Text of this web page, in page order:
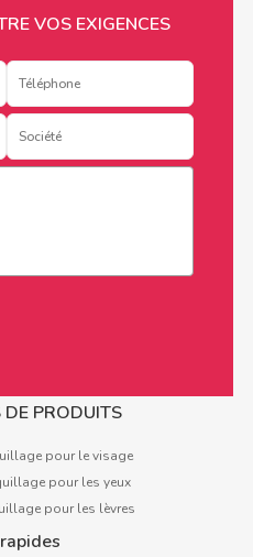
VOS EXIGENCES
DE PRODUITS
pour le visage
pour les yeux
pour les lèvres